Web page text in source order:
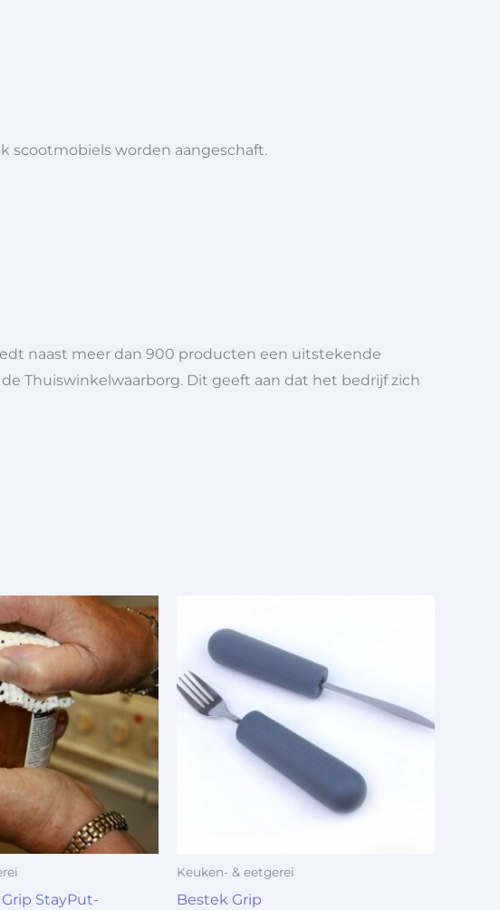
scootmobiels worden aangeschaft.
naast meer dan 900 producten een uitstekende
Thuiswinkelwaarborg. Dit geeft aan dat het bedrijf zich
StayPut-
Keuken- & eetgerei
Bestek Grip